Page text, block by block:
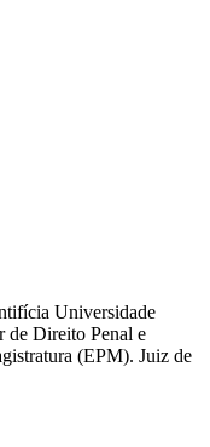
Universidade
de Direito Penal e
(EPM). Juiz de